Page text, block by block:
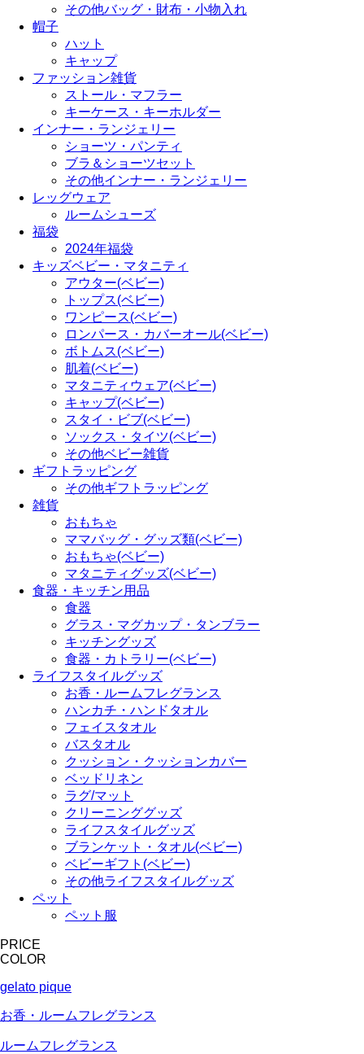
その他バッグ・財布・小物入れ
帽子
ハット
キャップ
ファッション雑貨
ストール・マフラー
キーケース・キーホルダー
インナー・ランジェリー
ショーツ・パンティ
ブラ＆ショーツセット
その他インナー・ランジェリー
レッグウェア
ルームシューズ
福袋
2024年福袋
キッズベビー・マタニティ
アウター(ベビー)
トップス(ベビー)
ワンピース(ベビー)
ロンパース・カバーオール(ベビー)
ボトムス(ベビー)
肌着(ベビー)
マタニティウェア(ベビー)
キャップ(ベビー)
スタイ・ビブ(ベビー)
ソックス・タイツ(ベビー)
その他ベビー雑貨
ギフトラッピング
その他ギフトラッピング
雑貨
おもちゃ
ママバッグ・グッズ類(ベビー)
おもちゃ(ベビー)
マタニティグッズ(ベビー)
食器・キッチン用品
食器
グラス・マグカップ・タンブラー
キッチングッズ
食器・カトラリー(ベビー)
ライフスタイルグッズ
お香・ルームフレグランス
ハンカチ・ハンドタオル
フェイスタオル
バスタオル
クッション・クッションカバー
ベッドリネン
ラグ/マット
クリーニンググッズ
ライフスタイルグッズ
ブランケット・タオル(ベビー)
ベビーギフト(ベビー)
その他ライフスタイルグッズ
ペット
ペット服
PRICE
COLOR
gelato pique
お香・ルームフレグランス
ルームフレグランス